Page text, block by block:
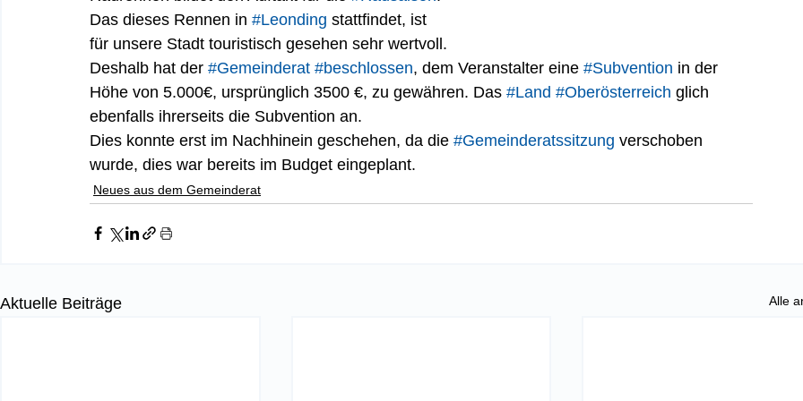
Das dieses Rennen in #Leonding stattfindet, ist
für unsere Stadt touristisch gesehen sehr wertvoll.
Deshalb hat der #Gemeinderat #beschlossen, dem Veranstalter eine #Subvention in der
Höhe von 5.000€, ursprünglich 3500 €, zu gewähren. Das #Land #Oberösterreich glich
ebenfalls ihrerseits die Subvention an.
Dies konnte erst im Nachhinein geschehen, da die #Gemeinderatssitzung verschoben
wurde, dies war bereits im Budget eingeplant.
Neues aus dem Gemeinderat
Aktuelle Beiträge Alle